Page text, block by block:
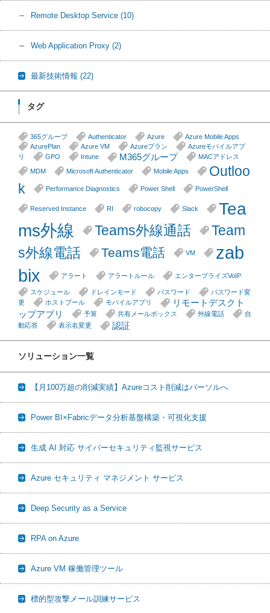
Remote Desktop Service (10)
Web Application Proxy (2)
最新技術情報 (22)
タグ
365グループ Authenticator Azure
Azure Mobile Apps
AzurePlan
Azure VM Azureプラン
Azureモバイルアプ
リ
GPO Intune M365グループ
MACアドレス
MDM
Microsoft Authenticator Mobile Apps
Outloo
k
Performance Diagnostics Power Shell PowerShell
Reserved Instance RI robocopy Slack
Tea
ms外線
Teams外線通話
Team
s外線電話
Teams電話 VM
zab
bix
アラート アラートルール エンタープライズVoIP
スケジュール ドレインモード パスワード
パスワード変
更
ホストプール モバイルアプリ
リモートデスクト
ップアプリ
予算 共有メールボックス 外線電話
自
動応答
表示名変更 認証
ソリューション一覧
【月100万超の削減実績】Azureコスト削減はパーソルへ
Power BI×Fabricデータ分析基盤構築・可視化支援
生成 AI 対応 サイバーセキュリティ監視サービス
Azure セキュリティ マネジメント サービス
Deep Security as a Service
RPA on Azure
Azure VM 稼働管理ツール
標的型攻撃メール訓練サービス